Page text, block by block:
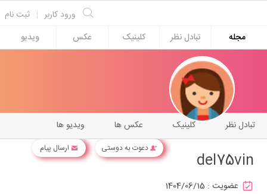
ثبت نام | ورود کاربر
مجله
تبادل نظر کلینیک عکس ویدیو
دعوت به دوستی ارسال پیام
ویدیو ها عکس ها کلینیک تبادل نظر
del75vin
عضویت : 1404/06/15